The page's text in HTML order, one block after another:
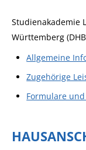
Studienakademie
Württemberg
Allgemeine
Zugehörige
Formulare